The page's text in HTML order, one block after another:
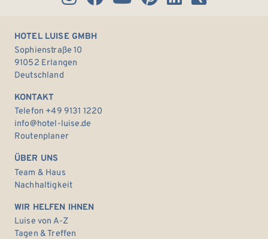
HOTEL LUISE GMBH
Sophienstraße 10
91052 Erlangen
Deutschland
KONTAKT
Telefon +49 9131 1220
info@hotel-luise.de
Routenplaner
ÜBER UNS
Team & Haus
Nachhaltigkeit
WIR HELFEN IHNEN
Luise von A-Z
Tagen & Treffen